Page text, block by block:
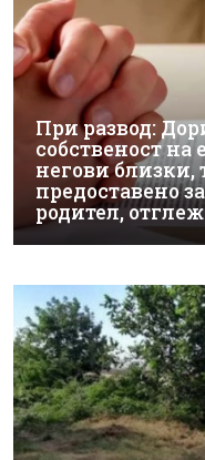
При развод:
собственост
негови близки,
предоставено
родител,